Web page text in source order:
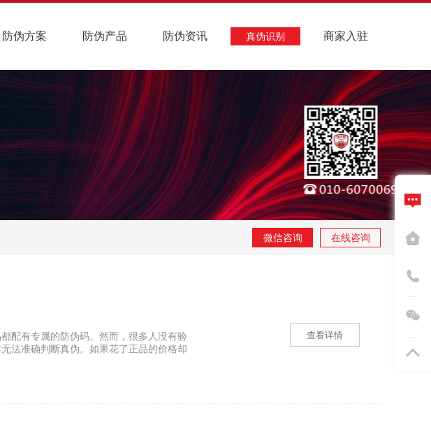
防伪方案 防伪产品 防伪资讯 真伪识别 商家入驻
微信咨询 在线咨询
配有专属的防伪码。然而，很多人没有验
法准确判断真伪。如果花了正品的价格却
查看详情